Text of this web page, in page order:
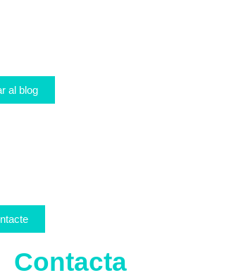
al blog
Contacta